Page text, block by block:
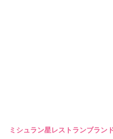
ミシュラン星レストランブラン